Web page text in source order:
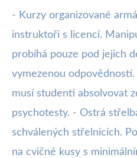
- Kurzy organizované
instruktoři s licencí.
probíhá pouze pod jejich
vymezenou
musí studenti absolvovat
psychotesty. - Ostrá
schválených střelnicích.
na cvičné kusy s